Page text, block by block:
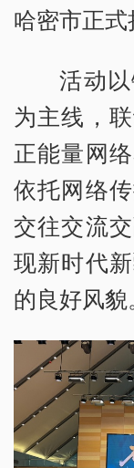
哈密市正式
活动
为主线，
正能量网
依托网络
交往交流
现新时代
的良好风貌。